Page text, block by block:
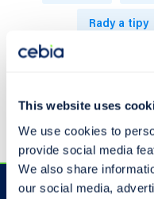
This website uses
We use cookies to
provide social media
We also share
our social media,
Rady a tipy